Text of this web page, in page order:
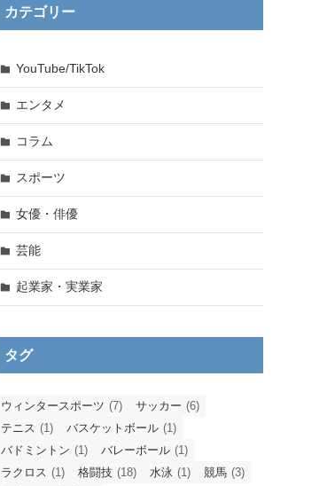
カテゴリー
YouTube/TikTok
エンタメ
コラム
スポーツ
女優・俳優
芸能
起業家・実業家
タグ
ウィンタースポーツ (7) サッカー (6)
テニス (1) バスケットボール (1)
バドミントン (1) バレーボール (1)
ラクロス (1) 格闘技 (18) 水泳 (1) 競馬 (3)